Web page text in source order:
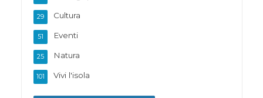
Cultura
29
Eventi
51
Natura
25
Vivi l'isola
101